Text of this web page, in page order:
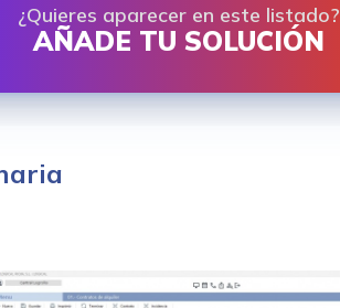
¿Quieres aparecer en este listado?
AÑADE TU SOLUCIÓN